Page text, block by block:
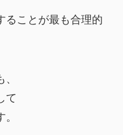
ることが最も合理的
て